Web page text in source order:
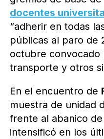
docentes
“adherir en todas
públicas al paro de
octubre
transporte y otros
En el encuentro de
muestra de unidad
frente al abanico
intensificó en los